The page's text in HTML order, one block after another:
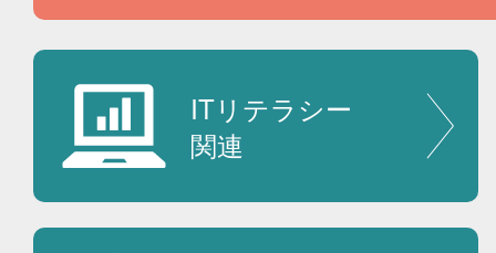
ITリテラシー
関連